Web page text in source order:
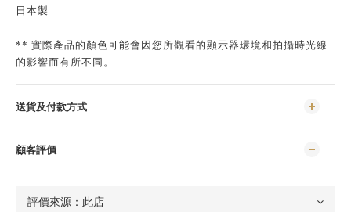
日本製
** 實際產品的顏色可能會因您所觀看的顯示器環境和拍攝時光線
的影響而有所不同。
送貨及付款方式
顧客評價